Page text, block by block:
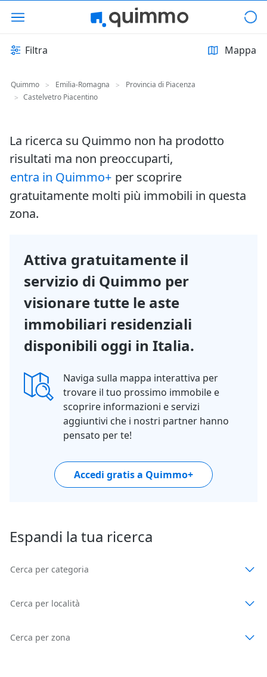
Filtra Mappa
Quimmo > Emilia-Romagna >
Provincia di Piacenza
> Castelvetro Piacentino
La ricerca su Quimmo non ha prodotto
risultati ma non preoccuparti,
entra in Quimmo+ per scoprire
gratuitamente molti più immobili in questa
zona.
Attiva gratuitamente il
servizio di Quimmo per
visionare tutte le aste
immobiliari residenziali
disponibili oggi in Italia.
Naviga sulla mappa interattiva per
trovare il tuo prossimo immobile e
scoprire informazioni e servizi
aggiuntivi che i nostri partner hanno
pensato per te!
Accedi gratis a Quimmo+
Espandi la tua ricerca
Cerca per categoria
Cerca per località
Cerca per zona